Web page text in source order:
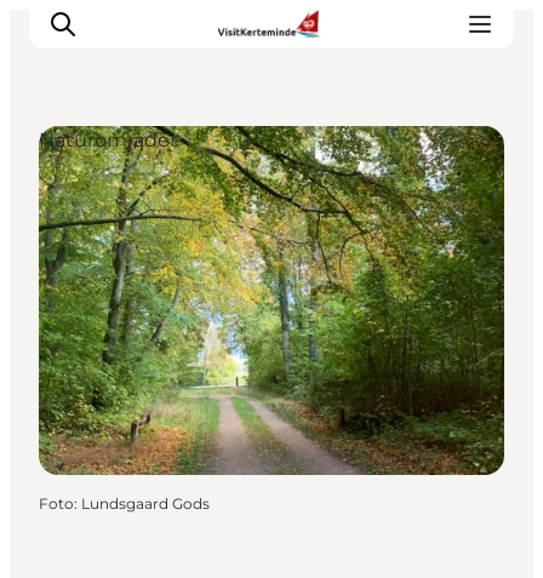
Oplevelser
Aktiviteter
Spis godt
Sov godt
Planlæg din ferie
Det sker
Sommerbus
Naturområder
Foto: Lundsgaard Gods